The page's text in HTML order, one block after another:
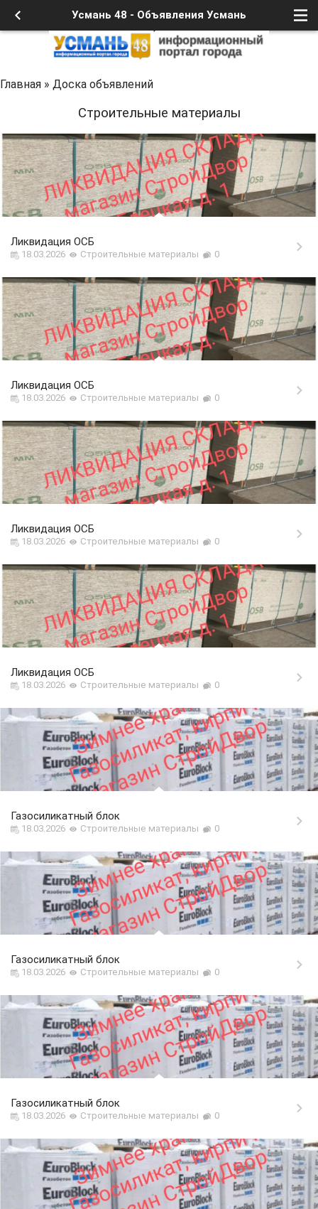
Усмань 48 - Объявления Усмань
Главная » Доска объявлений
Строительные материалы
Ликвидация ОСБ
18.03.2026 Строительные материалы 0
Ликвидация ОСБ
18.03.2026 Строительные материалы 0
Ликвидация ОСБ
18.03.2026 Строительные материалы 0
Ликвидация ОСБ
18.03.2026 Строительные материалы 0
Газосиликатный блок
18.03.2026 Строительные материалы 0
Газосиликатный блок
18.03.2026 Строительные материалы 0
Газосиликатный блок
18.03.2026 Строительные материалы 0